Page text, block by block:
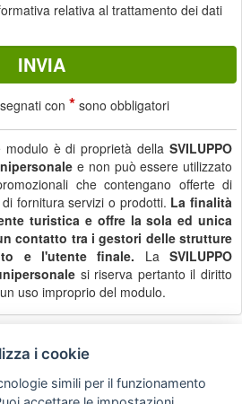
relativa al trattamento dei dati
con *sono obbligatori
modulo è di proprietà della SVILUPPO
e non può essere utilizzato
che contengano offerte di
fornitura servizi o prodotti. La finalità
turistica e offre la sola ed unica
contatto tra i gestori delle strutture
e l'utente finale. La SVILUPPO
si riserva pertanto il diritto
uso improprio del modulo.
Avviso
legale
i cookie
simili per il funzionamento